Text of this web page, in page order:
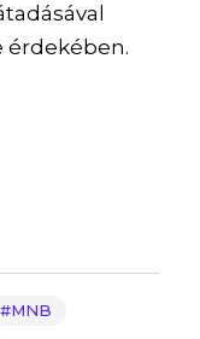
érdekében.
MNB